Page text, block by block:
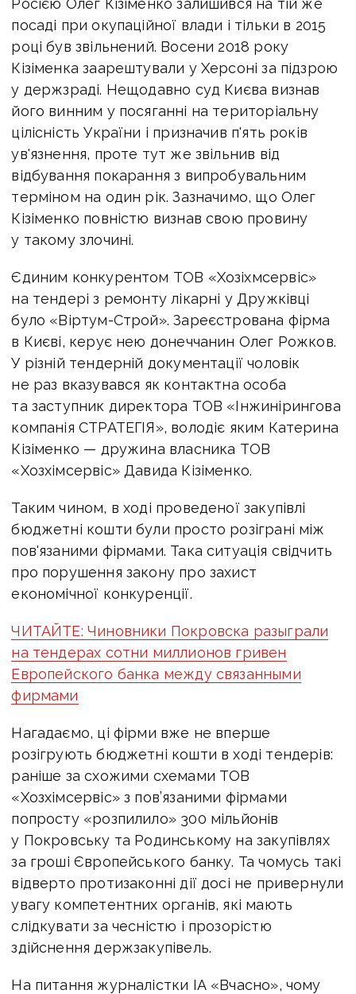
Росією Олег Кізіменко залишився на тій же
посаді при окупаційної влади і тільки в 2015
році був звільнений. Восени 2018 року
Кізіменка заарештували у Херсоні за підзрою
у держзраді. Нещодавно суд Києва визнав
його винним у посяганні на територіальну
цілісність України і призначив п'ять років
ув'язнення, проте тут же звільнив від
відбування покарання з випробувальним
терміном на один рік. Зазначимо, що Олег
Кізіменко повністю визнав свою провину
у такому злочині.
Єдиним конкурентом ТОВ «Хозіхмсервіс»
на тендері з ремонту лікарні у Дружківці
було «Віртум-Строй». Зареєстрована фірма
в Києві, керує нею донеччанин Олег Рожков.
У різній тендерній документації чоловік
не раз вказувався як контактна особа
та заступник директора ТОВ «Інжинірингова
компанія СТРАТЕГІЯ», володіє яким Катерина
Кізіменко — дружина власника ТОВ
«Хозхімсервіс» Давида Кізіменко.
Таким чином, в ході проведеної закупівлі
бюджетні кошти були просто розіграні між
пов'язаними фірмами. Така ситуація свідчить
про порушення закону про захист
економічної конкуренції.
ЧИТАЙТЕ: Чиновники Покровска разыграли
на тендерах сотни миллионов гривен
Европейского банка между связанными
фирмами
Нагадаємо, ці фірми вже не вперше
розігрують бюджетні кошти в ході тендерів:
раніше за схожими схемами ТОВ
«Хозхімсервіс» з пов’язаними фірмами
попросту «розпилило» 300 мільйонів
у Покровську та Родинському на закупівлях
за гроші Європейського банку. Та чомусь такі
відверто протизаконні дії досі не привернули
увагу компетентних органів, які мають
слідкувати за чесністю і прозорістю
здійснення держзакупівель.
На питання журналістки ІА «Вчасно», чому